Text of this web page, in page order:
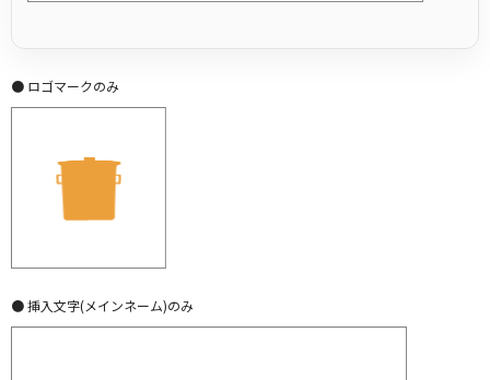
● ロゴマークのみ
● 挿入文字(メインネーム)のみ